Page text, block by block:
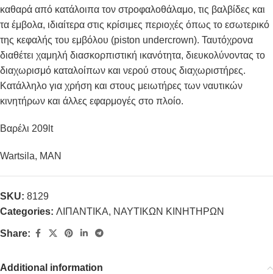
καθαρά από κατάλοιπα τον στροφαλοθάλαμο, τις βαλβίδες και
τα έμβολα, ιδιαίτερα στις κρίσιμες περιοχές όπως το εσωτερικό
της κεφαλής του εμβόλου (piston undercrown). Ταυτόχρονα
διαθέτει χαμηλή διασκορπιστική ικανότητα, διευκολύνοντας το
διαχωρισμό καταλοίπων και νερού στους διαχωριστήρες.
Κατάλληλο για χρήση και στους μειωτήρες των ναυτικών
κινητήρων και άλλες εφαρμογές στο πλοίο.
Βαρέλι 209lt
Wartsila, MAN
SKU: 8129
Categories: ΛΙΠΑΝΤΙΚΑ, ΝΑΥΤΙΚΩΝ ΚΙΝΗΤΗΡΩΝ
Share:
Additional information